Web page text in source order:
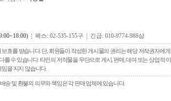
| 팩스: 02-535-155구 | 긴급: 010-9774-988삼
호를 받습니다. 단, 회원들이 작성한 게시물의 권리는 해당 저작권자에게
수 있습니다. 타인의 저작물을 무단으로 게시, 판매, 대여 또는 상업적 이
을 지지 않습니다.
송 및 환불의 의무와 책임은 각 판매 업체에 있습니다.